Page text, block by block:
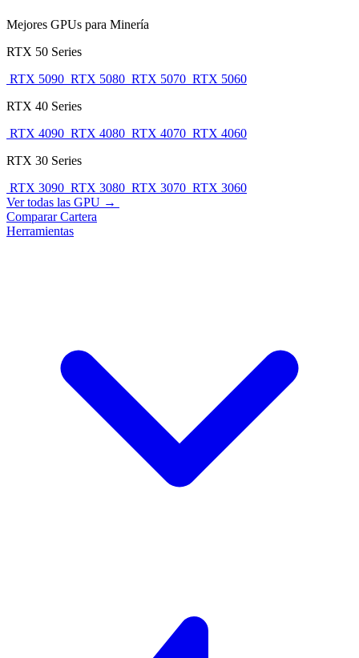
Mejores GPUs para Minería
RTX 50 Series
RTX 5090 RTX 5080 RTX 5070 RTX 5060
RTX 40 Series
RTX 4090 RTX 4080 RTX 4070 RTX 4060
RTX 30 Series
RTX 3090 RTX 3080 RTX 3070 RTX 3060
Ver todas las GPU →
CompararCartera
Herramientas